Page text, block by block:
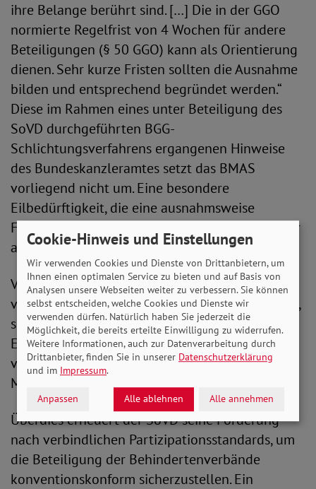
ihre Belange berührt sind. […] Die in der GGO
normierte Regelfrist von 4 Wochen für andere
Beteiligungen (§ 50 GGO) kann als Orientierung
dienen. Sehr kurze Fristen sollten die Ausnahme
bilden und entsprechend begründet werden.“
Diese im Rahmen eines unter Beteiligung des
SoVD durchgeführten BGG-
Schlichtungsverfahrens ergangenen Hinweise
des Bundeskanzleramtes setzt das BMAS
vorliegend nicht um. Eine besondere
Eilbedürftigkeit, die eine ausnahmsweise
Fristverkürzung rechtfertigen würde, sind weder
angeführt worden noch ersichtlich.
Vor diesem Hintergrund gibt der SoVD
vorliegend keine abschließende Stellungnahme,
sondern lediglich eine vorläufige
Ersteinschätzung ab und behält sich eine
verbandsinterne, vertiefte Diskussion und
Modifizierung seiner Ersteinschätzungen vor.
Überdies erneuert der SoVD seine Forderung
nach verbindlichen Partizipationsstandards, um
die Beteiligung der Behindertenverbände
konventionskonform sicherzustellen. Ein
Cookie-Hinweis und Einstellungen
Wir verwenden Cookies und Dienste von Drittanbietern, um
Ihnen einen optimalen Service zu bieten und auf Basis von
Analysen unsere Webseiten weiter zu verbessern. Sie können
selbst entscheiden, welche Cookies und Dienste wir
verwenden dürfen. Natürlich haben Sie jederzeit die
Möglichkeit, die bereits erteilte Einwilligung zu widerrufen.
Weitere Informationen, auch zur Datenverarbeitung durch
Drittanbieter, finden Sie in unserer Datenschutzerklärung
und im Impressum.
Anpassen Alle ablehnen Alle annehmen